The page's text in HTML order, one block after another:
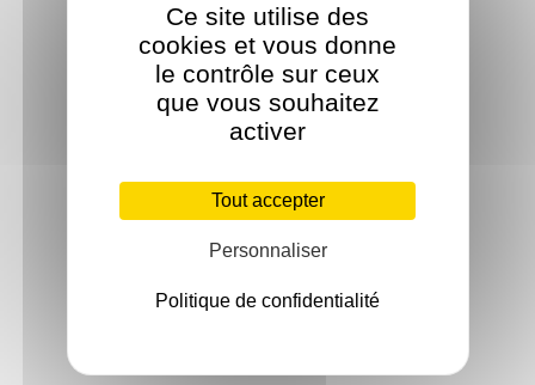
Ce site utilise des
cookies et vous donne
le contrôle sur ceux
que vous souhaitez
activer
Tout accepter
Personnaliser
Politique de confidentialité